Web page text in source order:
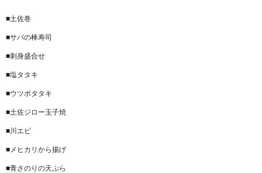
■土佐巻
■サバの棒寿司
■刺身盛合せ
■塩タタキ
■ウツボタタキ
■土佐ジロー玉子焼
■川エビ
■メヒカリから揚げ
■青さのりの天ぷら